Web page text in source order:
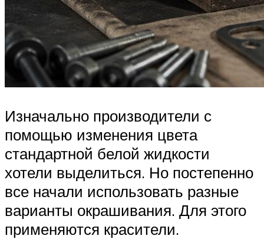
Изначально производители с
помощью изменения цвета
стандартной белой жидкости
хотели выделиться. Но постепенно
все начали использовать разные
варианты окрашивания. Для этого
применяются красители.